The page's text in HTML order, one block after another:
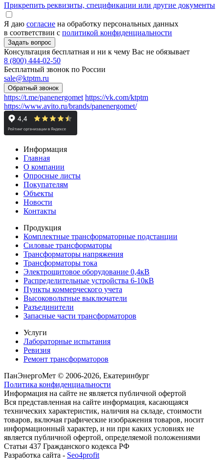
Прикрепить реквизиты, спецификации или другие документы
Я даю согласие на обработку персональных данных
в соответствии с политикой конфиденциальности
Консультация бесплатная и ни к чему Вас не обязывает
8 (800) 444-02-50
Бесплатный звонок по России
sale@ktptm.ru
https://t.me/panenergomet https://vk.com/ktptm
https://www.avito.ru/brands/panenergomet/
Информация
Главная
О компании
Опросные листы
Покупателям
Объекты
Новости
Контакты
Продукция
Комплектные трансформаторные подстанции
Силовые трансформаторы
Трансформаторы напряжения
Трансформаторы тока
Электрощитовое оборудование 0,4кВ
Распределительные устройства 6-10кВ
Пункты коммерческого учета
Высоковольтные выключатели
Разъединители
Запасные части трансформаторов
Услуги
Лабораторные испытания
Ревизия
Ремонт трансформаторов
ПанЭнергоМет © 2006-2026, Екатеринбург
Политика конфиденциальности
Информация на сайте не является публичной офертой
Вся представленная на сайте информация, касающаяся
технических характеристик, наличия на складе, стоимости
товаров, включая графические изображения товаров, носит
информационный характер, и ни при каких условиях не
является публичной офертой, определяемой положениями
Статьи 437 Гражданского кодекса РФ
Разработка сайта - Seo4profit